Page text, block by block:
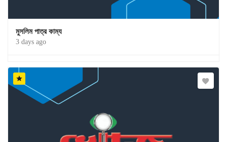
মুসলিম পাত্র কাম্য
3 days ago